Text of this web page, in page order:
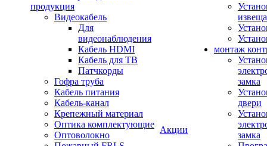
продукция
Видеокабель
Для
видеонаблюдения
Кабель HDMI
Кабель для ТВ
Патчкорды
Гофра труба
Кабель питания
Кабель-канал
Крепежный материал
Оптика комплектующие
Оптоволокно
Акции
монтаж
замка
двери
замка